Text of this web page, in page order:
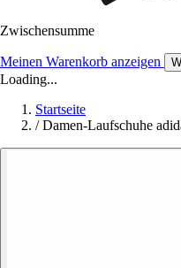
Zwischensumme
Meinen Warenkorb anzeigen
Loading...
Startseite
/ Damen-Laufschuhe